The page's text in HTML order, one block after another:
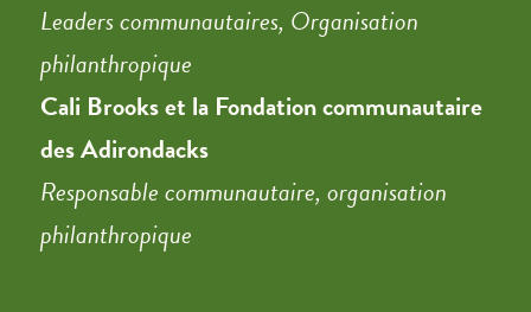
Leaders communautaires, Organisation
philanthropique
Cali Brooks et la Fondation communautaire
des Adirondacks
Responsable communautaire, organisation
philanthropique